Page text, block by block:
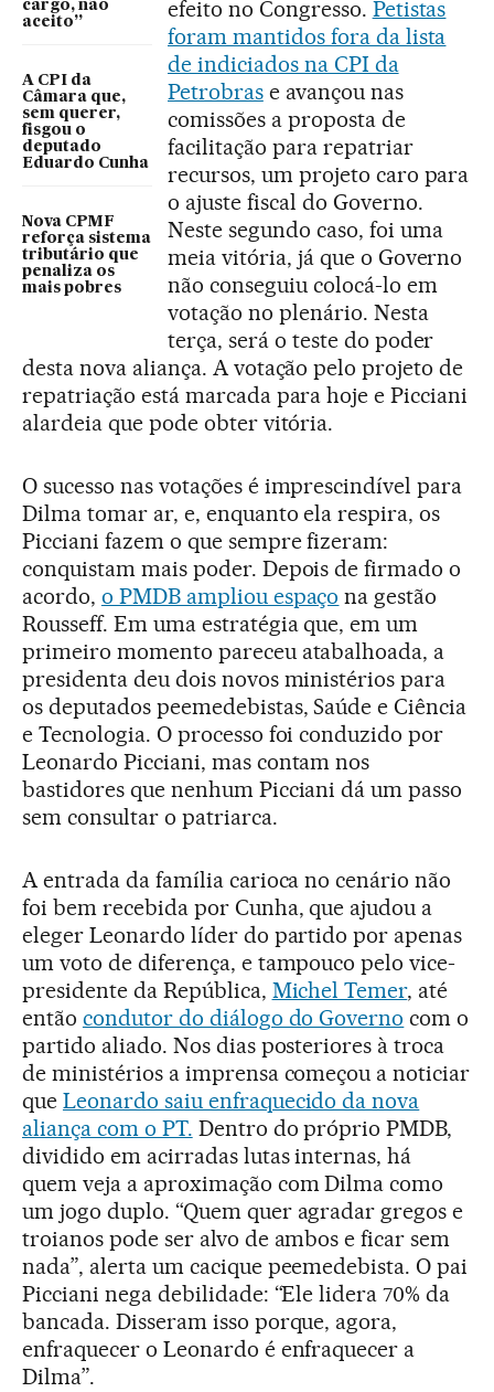
cargo, não
aceito”
A CPI da
Câmara que,
sem querer,
fisgou o
deputado
Eduardo Cunha
Nova CPMF
reforça sistema
tributário que
penaliza os
mais pobres
efeito no Congresso. Petistas
foram mantidos fora da lista
de indiciados na CPI da
Petrobrase avançou nas
comissões a proposta de
facilitação para repatriar
recursos, um projeto caro para
o ajuste fiscal do Governo.
Neste segundo caso, foi uma
meia vitória, já que o Governo
não conseguiu colocá-lo em
votação no plenário. Nesta
terça, será o teste do poder
desta nova aliança. A votação pelo projeto de
repatriação está marcada para hoje e Picciani
alardeia que pode obter vitória.
O sucesso nas votações é imprescindível para
Dilma tomar ar, e, enquanto ela respira, os
Picciani fazem o que sempre fizeram:
conquistam mais poder. Depois de firmado o
acordo, o PMDB ampliou espaço na gestão
Rousseff. Em uma estratégia que, em um
primeiro momento pareceu atabalhoada, a
presidenta deu dois novos ministérios para
os deputados peemedebistas, Saúde e Ciência
e Tecnologia. O processo foi conduzido por
Leonardo Picciani, mas contam nos
bastidores que nenhum Picciani dá um passo
sem consultar o patriarca.
A entrada da família carioca no cenário não
foi bem recebida por Cunha, que ajudou a
eleger Leonardo líder do partido por apenas
um voto de diferença, e tampouco pelo vice-
presidente da República, Michel Temer, até
então condutor do diálogo do Governo com o
partido aliado. Nos dias posteriores à troca
de ministérios a imprensa começou a noticiar
que Leonardo saiu enfraquecido da nova
aliança com o PT. Dentro do próprio PMDB,
dividido em acirradas lutas internas, há
quem veja a aproximação com Dilma como
um jogo duplo. “Quem quer agradar gregos e
troianos pode ser alvo de ambos e ficar sem
nada”, alerta um cacique peemedebista. O pai
Picciani nega debilidade: “Ele lidera 70% da
bancada. Disseram isso porque, agora,
enfraquecer o Leonardo é enfraquecer a
Dilma”.